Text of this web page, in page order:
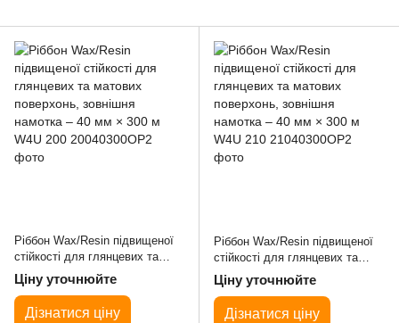
Ріббон Wax/Resin підвищеної
стійкості для глянцевих та
матових поверхонь, зовнішня
намотка – 40 мм × 300 м W4U
200
Ціну уточнюйте
Дізнатися ціну
Ріббон Wax/Resin підвищеної
стійкості для глянцевих та
матових поверхонь, зовнішня
намотка – 40 мм × 300 м W4U
210
Ціну уточнюйте
Дізнатися ціну